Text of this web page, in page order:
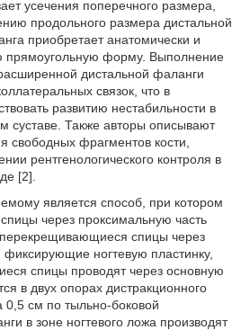
усечения поперечного размера,
продольного размера дистальной
приобретает анатомически и
прямоугольную форму. Выполнение
дистальной фаланги
связок, что в
развитию нестабильности в
суставе. Также авторы описывают
свободных фрагментов кости,
рентгенологического контроля в
[2].
является способ, при котором
через проксимальную часть
спицы через
ногтевую пластинку,
спицы проводят через основную
в двух опорах дистракционного
0,5 см по тыльно-боковой
в зоне ногтевого ложа производят